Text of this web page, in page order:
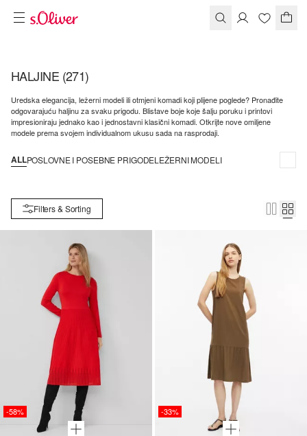
HALJINE (271)
Uredska elegancija, ležerni modeli ili otmjeni komadi koji plijene poglede? Pronađite
odgovarajuću haljinu za svaku prigodu. Blistave boje koje šalju poruku i printovi
impresioniraju jednako kao i jednostavni klasični komadi. Otkrijte nove omiljene
modele prema svojem individualnom ukusu sada na rasprodaji.
ALLPOSLOVNE I POSEBNE PRIGODELEŽERNI MODELI
Filters & Sorting
-58% -33%